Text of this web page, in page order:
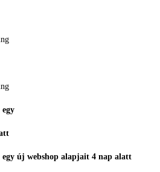
egy új webshop alapjait 4 nap alatt